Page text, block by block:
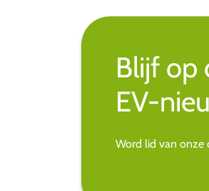
Blijf op
EV-
Word lid van onze